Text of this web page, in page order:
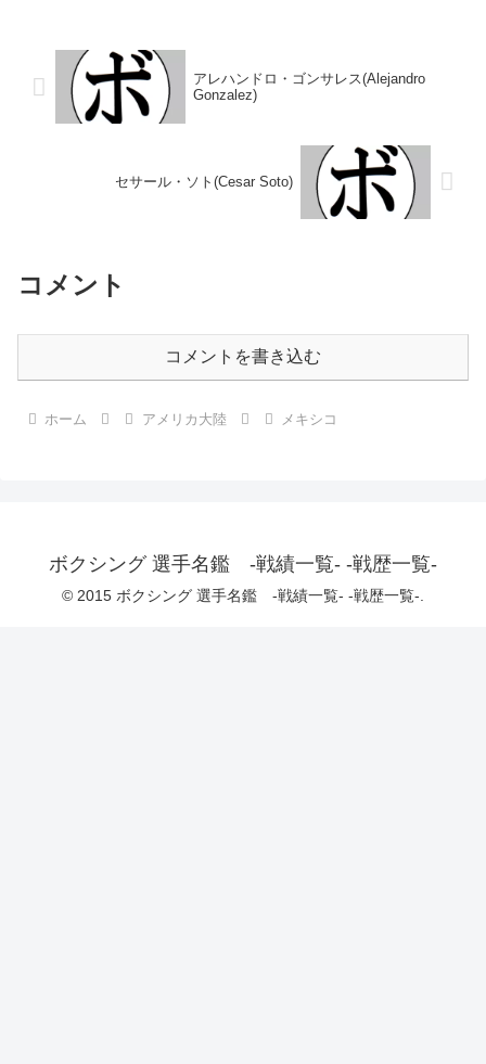
トル】2011年度メキシ...
アレハンドロ・ゴンサレス(Alejandro
Gonzalez)
セサール・ソト(Cesar Soto)
コメント
コメントを書き込む
ホーム アメリカ大陸 メキシコ
ボクシング 選手名鑑 -戦績一覧- -戦歴一覧-
© 2015 ボクシング 選手名鑑 -戦績一覧- -戦歴一覧-.